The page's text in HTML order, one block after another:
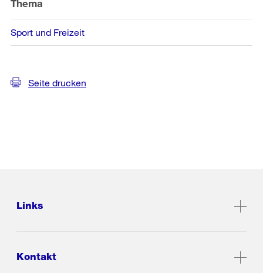
Thema
Sport und Freizeit
Seite drucken
Links
Kontakt